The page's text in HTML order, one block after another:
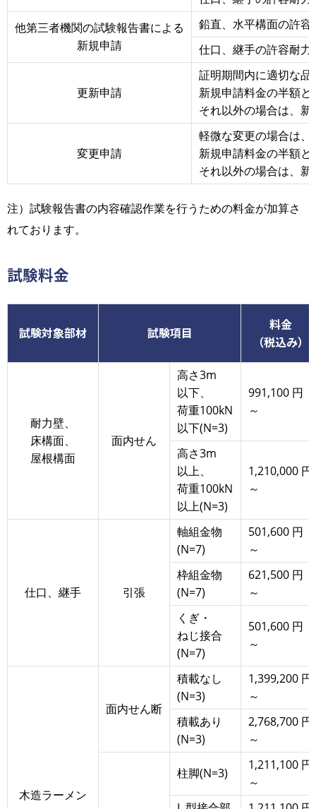
他第三者機関の試験報告書による
新規申請
鉛直、水平構面の許容
仕口、継手の許容耐力
更新申請
証明期間内に適切な
新規申請料金の半額と
それ以外の場合は、
変更申請
軽微な変更の場合は、
新規申請料金の半額と
それ以外の場合は、
注）試験報告書の内容確認作業を行うための料金が加算さ
れております。
試験料金
試験対象部材 試験項目
料金
（税込み）
耐力壁、
床構面、
屋根構面
面内せん
高さ3m
以下、
荷重100kN
以下(N=3)
991,100 円
～
高さ3m
以上、
荷重100kN
以上(N=3)
1,210,000 円
～
仕口、継手 引張
軸組金物
(N=7)
501,600 円
～
枠組金物
(N=7)
621,500 円
～
くぎ・
ねじ接合
(N=7)
501,600 円
～
木造ラーメン
面内せん断
積載なし
(N=3)
1,399,200 円
～
積載あり
(N=3)
2,768,700 円
～
柱脚(N=3)
1,211,100 円
～